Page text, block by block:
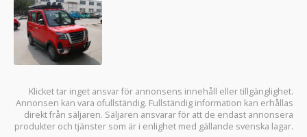
Klicket tar inget ansvar för annonsens innehåll eller tillgänglighet.
Annonsen kan vara ofullständig. Fullständig information kan erhållas
direkt från säljaren. Säljaren ansvarar för att de endast annonsera
produkter och tjänster som är i enlighet med gällande svenska lagar.